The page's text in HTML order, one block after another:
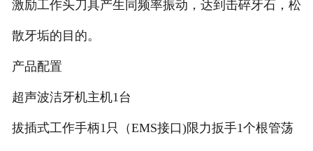
激励工作头刀具产生同频率振动，达到击碎牙石，松
散牙垢的目的。
产品配置
超声波洁牙机主机1台
拔插式工作手柄1只（EMS接口)限力扳手1个根管荡